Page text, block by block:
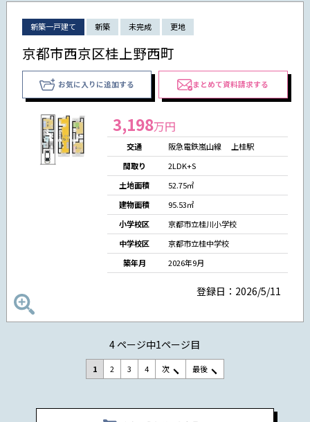
新築一戸建て 新築 未完成 更地
京都市西京区桂上野西町
お気に入りに追加する まとめて資料請求する
3,198万円
交通
阪急電鉄嵐山線 上桂駅
間取り
2LDK+S
土地面積
52.75㎡
建物面積
95.53㎡
小学校区
京都市立桂川小学校
中学校区
京都市立桂中学校
築年月
2026年9月
登録日：2026/5/11
4 ページ中1ページ目
1 2 3 4 次 最後